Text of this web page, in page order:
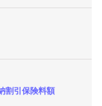
割引保険料額